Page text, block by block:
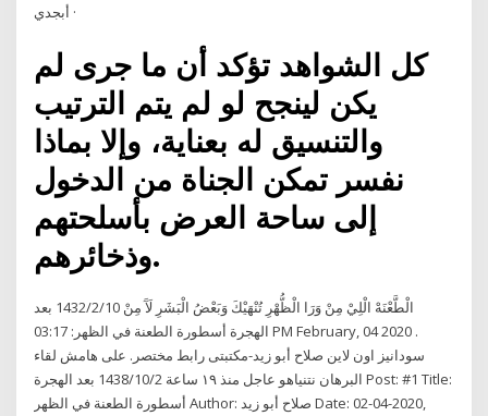
أبجدي ·
كل الشواهد تؤكد أن ما جرى لم
يكن لينجح لو لم يتم الترتيب
والتنسيق له بعناية، وإلا بماذا
نفسر تمكن الجناة من الدخول
إلى ساحة العرض بأسلحتهم
وذخائرهم.
الْطَّعْنَهْ الْلِيْ مِنْ وَرَا الْظُّهْرِ تُنْهَيْكَ وَبَعْضُ الْبَشَرِ لَآَ مِنْ 10‏‏/2‏‏/1432 بعد
الهجرة أسطورة الطعنة في الظهر: 03:17 PM February, 04 2020 .
سودانيز اون لاين صلاح أبو زيد-مكتبتى رابط مختصر. على هامش لقاء
البرهان نتنياهو عاجل منذ ١٩ ساعة 2‏‏/10‏‏/1438 بعد الهجرة Post: #1 Title:
أسطورة الطعنة في الظهر Author: صلاح أبو زيد Date: 02-04-2020,